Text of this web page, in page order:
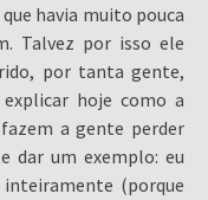
havia muito pouca
Talvez por isso ele
por tanta gente,
hoje como a
a gente perder
dar um exemplo: eu
(porque